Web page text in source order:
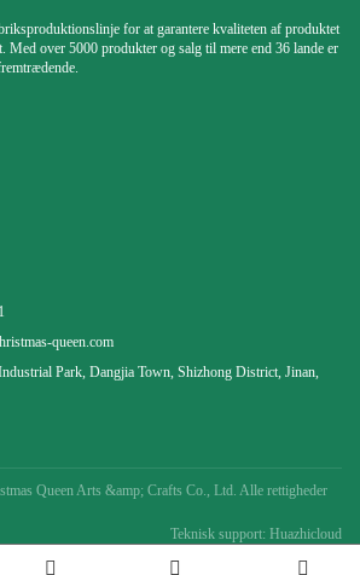
for at garantere kvaliteten af ​​produktet
over 5000 produkter og salg til mere end 36 lande er
queen.com
Park, Dangjia Town, Shizhong District, Jinan,
Queen Arts &amp; Crafts Co., Ltd. Alle rettigheder
Teknisk support: Huazhicloud